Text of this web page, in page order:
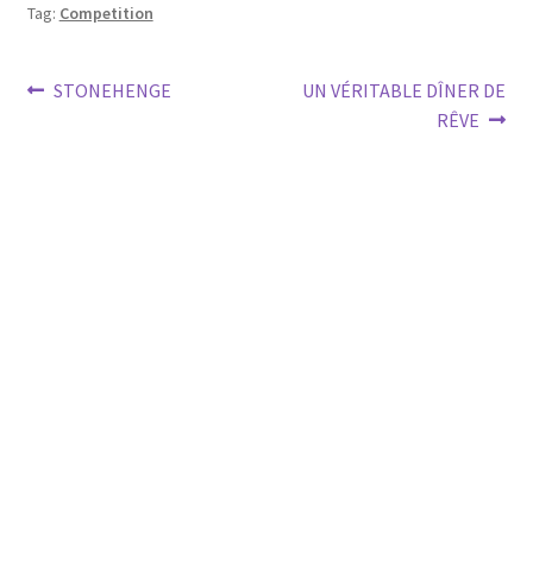
Tag: Competition
Post
Previous
STONEHENGE
Next
UN VÉRITABLE DÎNER DE
RÊVE